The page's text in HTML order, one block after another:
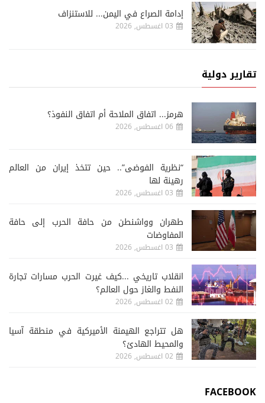
إدامة الصراع في اليمن... للاستنزاف
03 اغسطس, 2026
تقارير دولية
هرمز... اتفاق الملاحة أم اتفاق النفوذ؟
06 اغسطس, 2026
“نظرية الفوضى”.. حين تتخذ إيران من العالم
رهينة لها
03 اغسطس, 2026
طهران وواشنطن من حافة الحرب إلى حافة
المفاوضات
03 اغسطس, 2026
انقلاب تاريخي ...كيف غيرت الحرب مسارات تجارة
النفط والغاز حول العالم؟
02 اغسطس, 2026
هل تتراجع الهيمنة الأميركية في منطقة آسيا
والمحيط الهادئ؟
02 اغسطس, 2026
FACEBOOK